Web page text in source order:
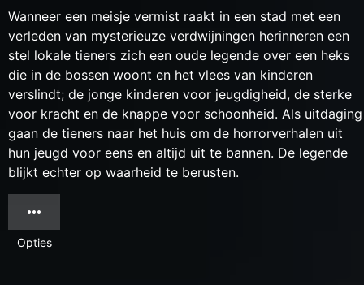
Wanneer een meisje vermist raakt in een stad met een
verleden van mysterieuze verdwijningen herinneren een
stel lokale tieners zich een oude legende over een heks
die in de bossen woont en het vlees van kinderen
verslindt; de jonge kinderen voor jeugdigheid, de sterke
voor kracht en de knappe voor schoonheid. Als uitdaging
gaan de tieners naar het huis om de horrorverhalen uit
hun jeugd voor eens en altijd uit te bannen. De legende
blijkt echter op waarheid te berusten.
Opties